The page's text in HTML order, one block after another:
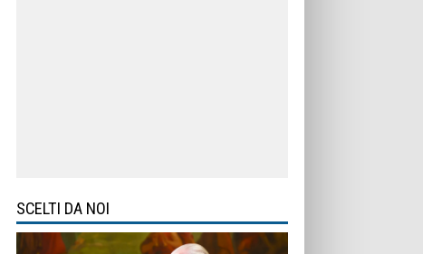
SCELTI DA NOI